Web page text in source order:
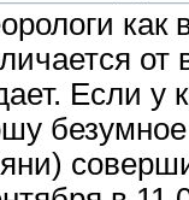
как
Если у